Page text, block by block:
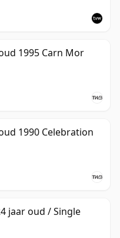
1995 Carn Mor
1990 Celebration
jaar oud / Single